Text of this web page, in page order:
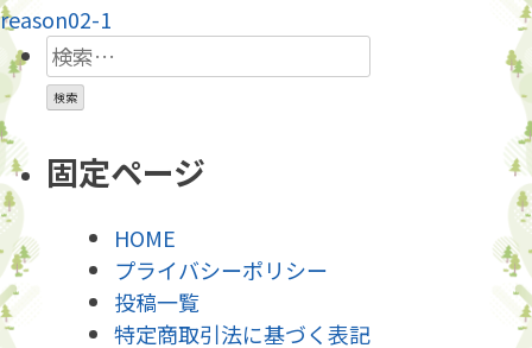
投
稿
ナ
ビ
ゲ
ー
シ
reason02-1
検
索:
固定ページ
HOME
プライバシーポリシー
投稿一覧
特定商取引法に基づく表記